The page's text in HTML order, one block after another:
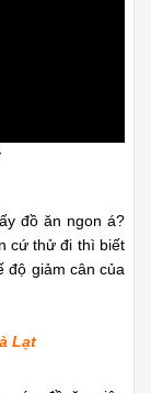
đồ ăn ngon á?
cứ thử đi thì biết
độ giảm cân của
Lạt